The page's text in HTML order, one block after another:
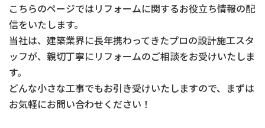
こちらのページではリフォームに関するお役立ち情報の配
信をいたします。
当社は、建築業界に長年携わってきたプロの設計施工スタ
ッフが、親切丁寧にリフォームのご相談をお受けいたしま
す。
どんな小さな工事でもお引き受けいたしますので、まずは
お気軽にお問い合わせください！